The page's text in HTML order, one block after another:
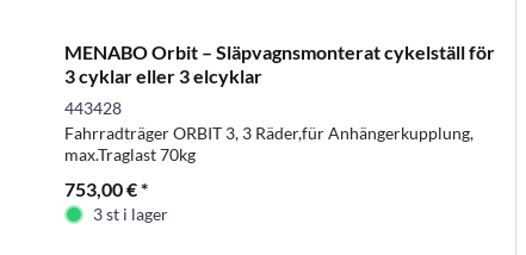
MENABO Orbit – Släpvagnsmonterat cykelställ för
3 cyklar eller 3 elcyklar
443428
Fahrradträger ORBIT 3, 3 Räder,für Anhängerkupplung,
max.Traglast 70kg
753,00 € *
3 st i lager